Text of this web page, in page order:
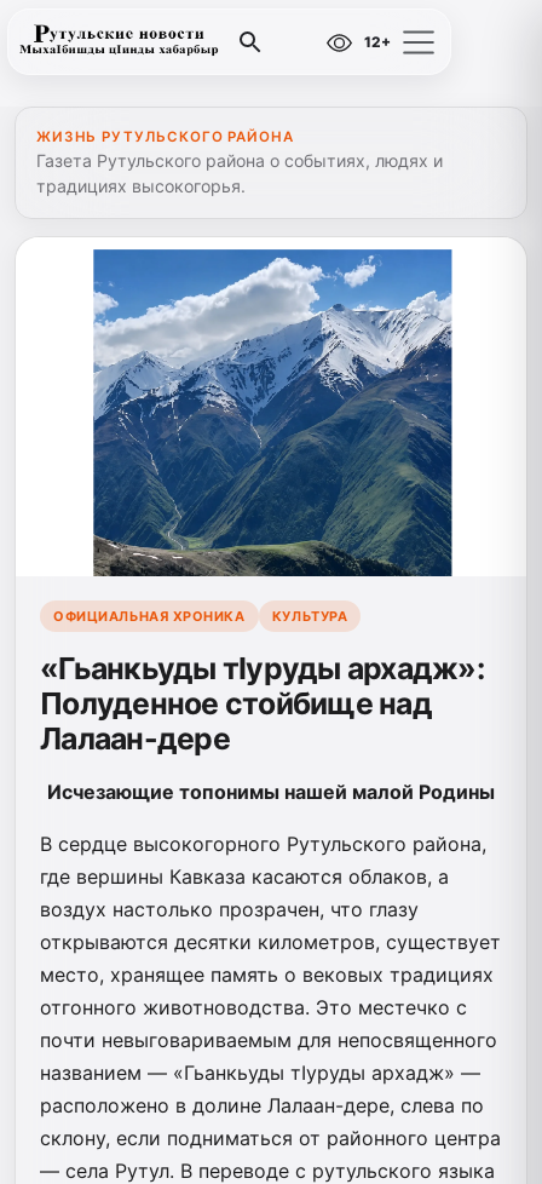
12+
ЖИЗНЬ РУТУЛЬСКОГО РАЙОНА
Газета Рутульского района о событиях, людях и
традициях высокогорья.
ОФИЦИАЛЬНАЯ ХРОНИКА КУЛЬТУРА
«Гьанкьуды тIуруды архадж»:
Полуденное стойбище над
Лалаан-дере
Исчезающие топонимы нашей малой Родины
В сердце высокогорного Рутульского района,
где вершины Кавказа касаются облаков, а
воздух настолько прозрачен, что глазу
открываются десятки километров, существует
место, хранящее память о вековых традициях
отгонного животноводства. Это местечко с
почти невыговариваемым для непосвященного
названием — «Гьанкьуды тIуруды архадж» —
расположено в долине Лалаан-дере, слева по
склону, если подниматься от районного центра
— села Рутул. В переводе с рутульского языка